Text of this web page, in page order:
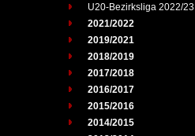
U20-Bezirksliga 2022/23
2021/2022
2019/2021
2018/2019
2017/2018
2016/2017
2015/2016
2014/2015